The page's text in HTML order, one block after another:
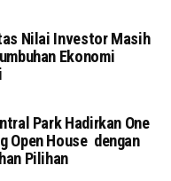
Nilai Investor Masih
Ekonomi
Park Hadirkan One
Open House dengan
Pilihan